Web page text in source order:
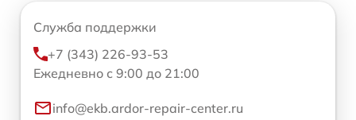
Служба поддержки
+7 (343) 226-93-53
Ежедневно с 9:00 до 21:00
info@ekb.ardor-repair-center.ru